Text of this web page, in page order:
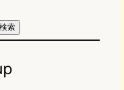
検索